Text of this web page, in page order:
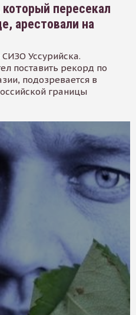
пересекал
арестовали на
Уссурийска.
поставить рекорд по
подозревается в
границы